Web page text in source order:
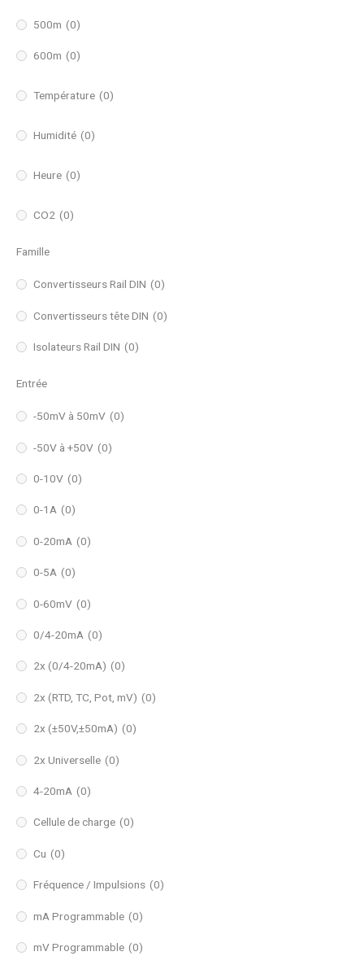
500m (0)
600m (0)
Température (0)
Humidité (0)
Heure (0)
CO2 (0)
Famille
Convertisseurs Rail DIN (0)
Convertisseurs tête DIN (0)
Isolateurs Rail DIN (0)
Entrée
-50mV à 50mV (0)
-50V à +50V (0)
0-10V (0)
0-1A (0)
0-20mA (0)
0-5A (0)
0-60mV (0)
0/4-20mA (0)
2x (0/4-20mA) (0)
2x (RTD, TC, Pot, mV) (0)
2x (±50V,±50mA) (0)
2x Universelle (0)
4-20mA (0)
Cellule de charge (0)
Cu (0)
Fréquence / Impulsions (0)
mA Programmable (0)
mV Programmable (0)